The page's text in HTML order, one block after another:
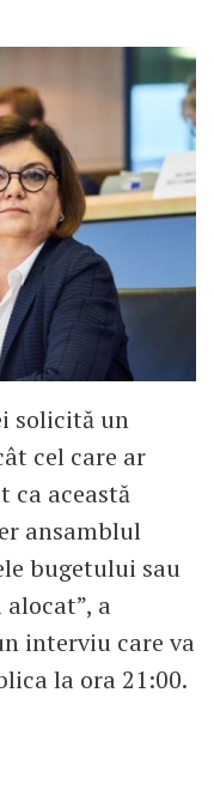
solicită un
cel care ar
ca această
ansamblul
bugetului sau
a
interviu care va
la ora 21:00.